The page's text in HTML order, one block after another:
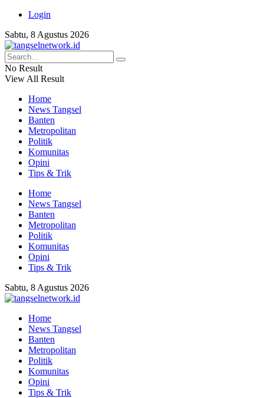
Login
Sabtu, 8 Agustus 2026
No Result
View All Result
Home
News Tangsel
Banten
Metropolitan
Politik
Komunitas
Opini
Tips & Trik
Home
News Tangsel
Banten
Metropolitan
Politik
Komunitas
Opini
Tips & Trik
Sabtu, 8 Agustus 2026
Home
News Tangsel
Banten
Metropolitan
Politik
Komunitas
Opini
Tips & Trik